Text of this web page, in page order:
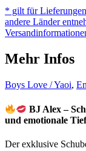
9)
Menge
* gilt für
andere Länder
Mehr Infos
Boys Love / Yaoi,
BJ Alex –
und emotionale
Der exklusive